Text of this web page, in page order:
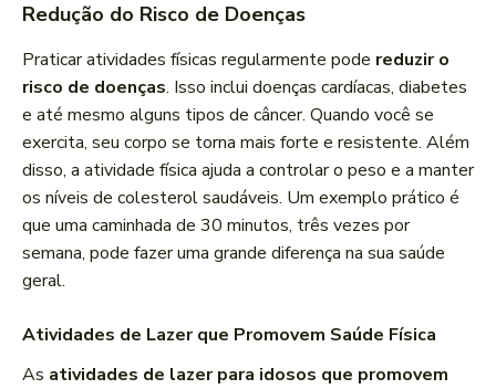
Redução do Risco de Doenças
Praticar atividades físicas regularmente pode reduzir o
risco de doenças. Isso inclui doenças cardíacas, diabetes
e até mesmo alguns tipos de câncer. Quando você se
exercita, seu corpo se torna mais forte e resistente. Além
disso, a atividade física ajuda a controlar o peso e a manter
os níveis de colesterol saudáveis. Um exemplo prático é
que uma caminhada de 30 minutos, três vezes por
semana, pode fazer uma grande diferença na sua saúde
geral.
Atividades de Lazer que Promovem Saúde Física
As atividades de lazer para idosos que promovem